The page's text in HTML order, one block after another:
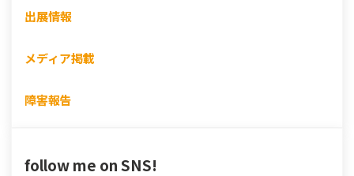
出展情報
メディア掲載
障害報告
follow me on SNS!